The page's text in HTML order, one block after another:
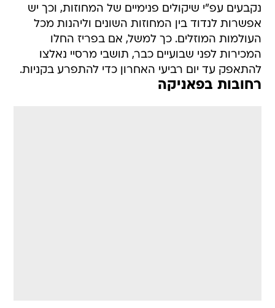
נקבעים עפ"י שיקולים פנימיים של המחוזות, וכך יש
אפשרות לנדוד בין המחוזות השונים וליהנות מכל
העולמות המוזלים. כך למשל, אם בפריז החלו
המכירות לפני שבועיים כבר, תושבי מרסיי נאלצו
להתאפק עד יום רביעי האחרון כדי להתפרע בקניות.
רחובות בפאניקה